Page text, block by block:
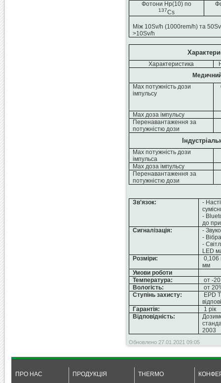
Фотони Hp(10) по
137Сs
Між 10Sv/h (1000rem/h) та
>10Sv/h
Характеристика
Мах потужність дози
імпульсу
Мах доза імпульсу
Перенавантаження за
потужністю дози
Мах потужність дози
імпульса
Мах доза імпульсу
Перенавантаження за
потужністю дози
Зв'язок:
-
-
до
Сигналізація:
-
-
-
LED
Розміри:
0,106
мм
Умови роботи
Температура:
от -
Вологість:
от
Ступінь захисту:
EPD
Гарантія:
1 рік
Відповідність:
2003
Обновлено 27.01.2021 09:05
ПРО НАС ПРОДУКЦІЯ THERMO